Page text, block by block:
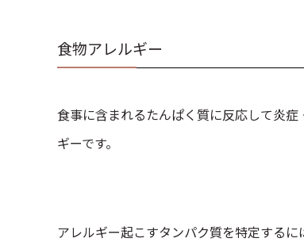
食物アレルギー
食事に含まれるたんぱく質に反応して炎
ギーです。
アレルギー起こすタンパク質を特定する